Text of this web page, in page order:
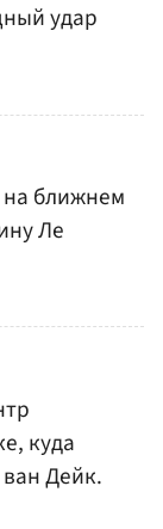
удар
на ближнем
Ле
куда
Дейк.